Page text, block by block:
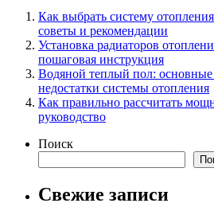
Как выбрать систему
советы и рекомендации
Установка радиаторов
пошаговая инструкция
Водяной теплый пол:
недостатки системы отопления
Как правильно рассчитать
руководство
Поиск
Свежие записи